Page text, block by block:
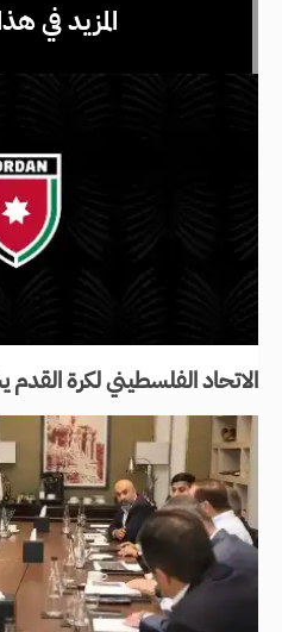
المزيد في
الاتحاد الفلسطيني لكرة القدم